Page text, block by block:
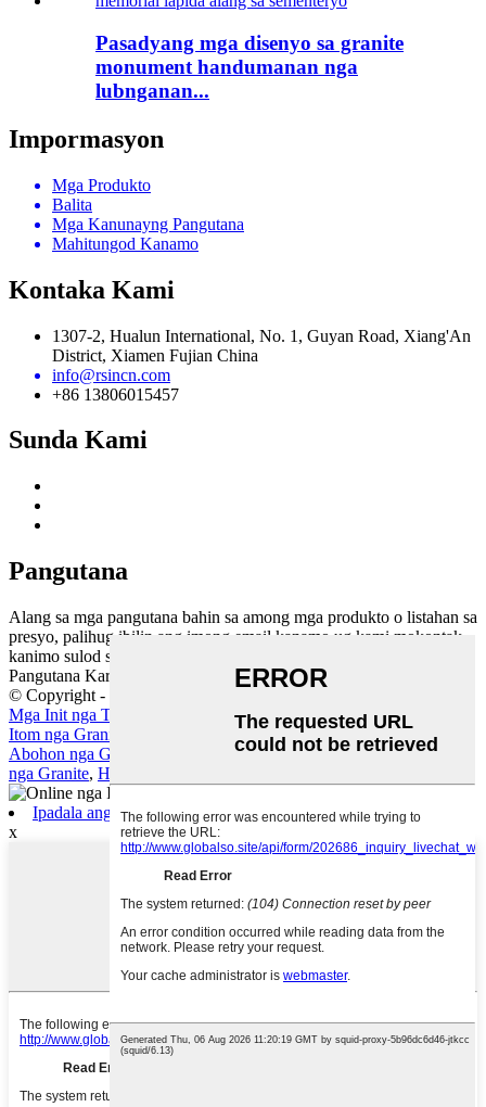
Pasadyang mga disenyo sa granite
monument handumanan nga
lubnganan...
Impormasyon
Mga Produkto
Balita
Mga Kanunayng Pangutana
Mahitungod Kanamo
Kontaka Kami
1307-2, Hualun International, No. 1, Guyan Road, Xiang'An
District, Xiamen Fujian China
info@rsincn.com
+86 13806015457
Sunda Kami
Pangutana
Alang sa mga pangutana bahin sa among mga produkto o listahan sa
presyo, palihug ibilin ang imong email kanamo ug kami mokontak
kanimo sulod sa 24 oras.
Pangutana Karon
© Copyright - 2010-2021 : Tanang Katungod Gireserba.
Mga Init nga Tag
Itom nga Granito
Mga Tile sa Bungbong nga Marmol nga Puti
Abohon nga Granito
Dilaw nga Granite ,Mga Countertop nga Asul
nga Granite, Hayag nga Abohon nga Granite
Ipadala ang Email
x